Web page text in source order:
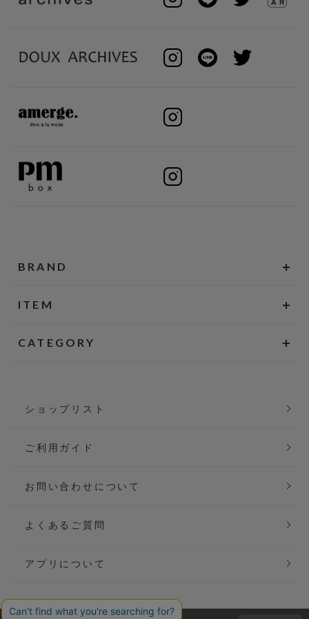
BRAND
ITEM
CATEGORY
ショップリスト
ご利用ガイド
お問い合わせについて
よくあるご質問
アプリについて